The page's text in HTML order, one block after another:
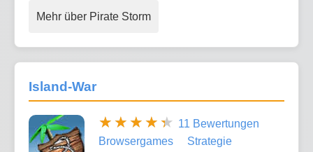
Mehr über Pirate Storm
Island-War
11 Bewertungen
Browsergames
Strategie